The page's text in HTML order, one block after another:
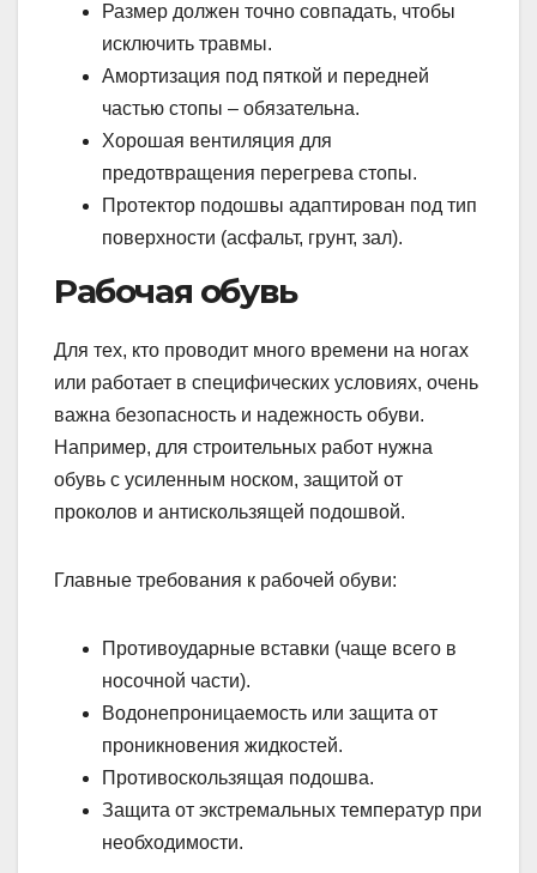
Размер должен точно совпадать, чтобы
исключить травмы.
Амортизация под пяткой и передней
частью стопы – обязательна.
Хорошая вентиляция для
предотвращения перегрева стопы.
Протектор подошвы адаптирован под тип
поверхности (асфальт, грунт, зал).
Рабочая обувь
Для тех, кто проводит много времени на ногах
или работает в специфических условиях, очень
важна безопасность и надежность обуви.
Например, для строительных работ нужна
обувь с усиленным носком, защитой от
проколов и антискользящей подошвой.
Главные требования к рабочей обуви:
Противоударные вставки (чаще всего в
носочной части).
Водонепроницаемость или защита от
проникновения жидкостей.
Противоскользящая подошва.
Защита от экстремальных температур при
необходимости.